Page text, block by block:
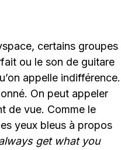
certains groupes
ou le son de guitare
appelle indifférence.
On peut appeler
de vue. Comme le
yeux bleus à propos
get what you